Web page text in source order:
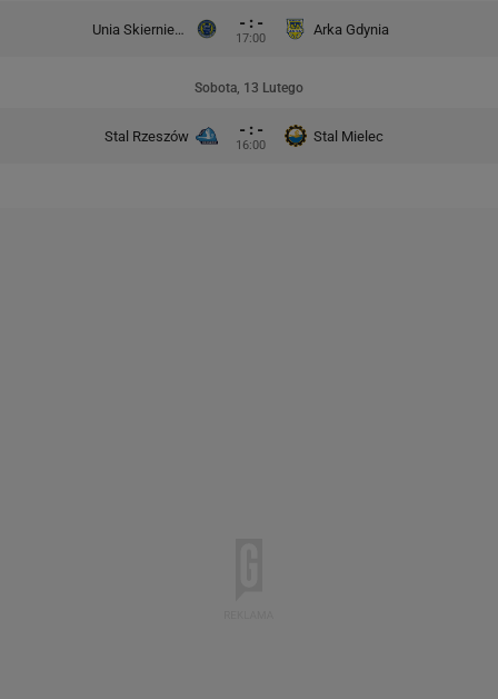
Unia Skierniewice - : -
17:00
Arka Gdynia
Sobota, 13 Lutego
Stal Rzeszów - : -
16:00
Stal Mielec